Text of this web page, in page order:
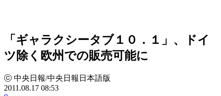
「ギャラクシータブ１０．１」、ドイ
ツ除く欧州での販売可能に
ⓒ 中央日報/中央日報日本語版
2011.08.17 08:53